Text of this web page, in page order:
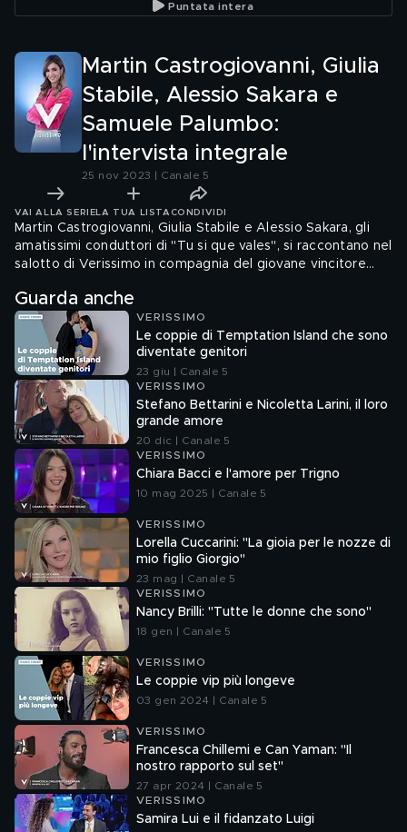
Puntata intera
Martin Castrogiovanni, Giulia
Stabile, Alessio Sakara e
Samuele Palumbo:
l'intervista integrale
25 nov 2023 | Canale 5
VAI ALLA SERIE LA TUA LISTA CONDIVIDI
Martin Castrogiovanni, Giulia Stabile e Alessio Sakara, gli
amatissimi conduttori di "Tu si que vales", si raccontano nel
salotto di Verissimo in compagnia del giovane vincitore
Guarda anche
VERISSIMO
Le coppie di Temptation Island che sono
diventate genitori
23 giu | Canale 5
VERISSIMO
Stefano Bettarini e Nicoletta Larini, il loro
grande amore
20 dic | Canale 5
VERISSIMO
Chiara Bacci e l'amore per Trigno
10 mag 2025 | Canale 5
VERISSIMO
Lorella Cuccarini: "La gioia per le nozze di
mio figlio Giorgio"
23 mag | Canale 5
VERISSIMO
Nancy Brilli: "Tutte le donne che sono"
18 gen | Canale 5
VERISSIMO
Le coppie vip più longeve
03 gen 2024 | Canale 5
VERISSIMO
Francesca Chillemi e Can Yaman: "Il
nostro rapporto sul set"
27 apr 2024 | Canale 5
VERISSIMO
Samira Lui e il fidanzato Luigi